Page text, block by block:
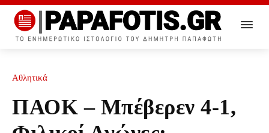
Αθλητικά
ΠΑΟΚ – Μπέβερεν 4-1,